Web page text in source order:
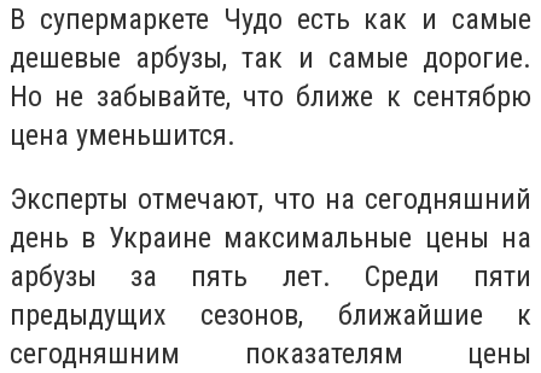
В супермаркете Чудо есть как и самые
дешевые арбузы, так и самые дорогие.
Но не забывайте, что ближе к сентябрю
цена уменьшится.
Эксперты отмечают, что на сегодняшний
день в Украине максимальные цены на
арбузы за пять лет. Среди пяти
предыдущих сезонов, ближайшие к
сегодняшним показателям цены